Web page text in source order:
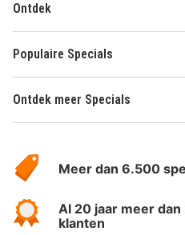
Ontdek
Populaire Specials
Ontdek meer Specials
HotelSpecials
Meer dan 6.500
Al 20 jaar meer
klanten